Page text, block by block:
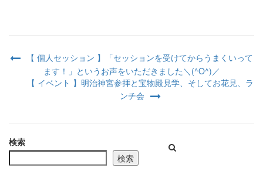
【 個人セッション 】「セッションを受けてからうまくいって
ます！」というお声をいただきました＼(^O^)／
【 イベント 】明治神宮参拝と宝物殿見学、そしてお花見、ラ
ンチ会
検索
検索